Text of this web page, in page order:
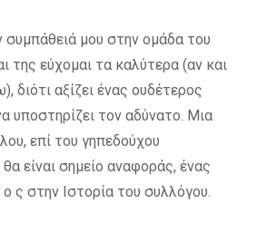
μου στην ομάδα του
της εύχομαι τα καλύτερα (αν και
διότι αξίζει ένας ουδέτερος
υποστηρίζει τον αδύνατο. Μια
επί του γηπεδούχου
είναι σημείο αναφοράς, ένας
ς στην Ιστορία του συλλόγου.